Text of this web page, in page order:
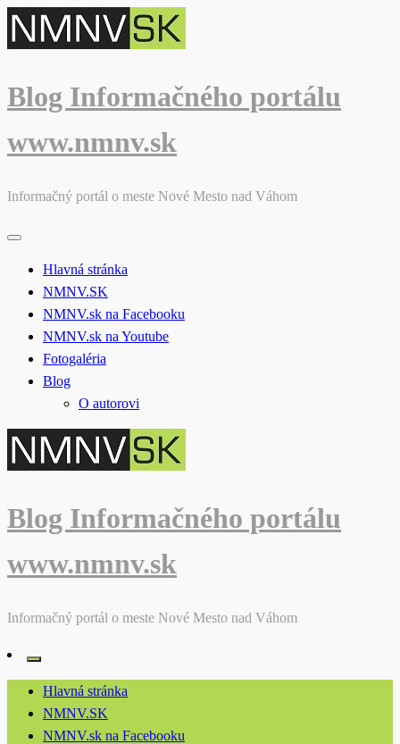
Skip
to
Blog Informačného portálu
www.nmnv.sk
Informačný portál o meste Nové Mesto nad Váhom
Hlavná stránka
NMNV.SK
NMNV.sk na Facebooku
NMNV.sk na Youtube
Fotogaléria
Blog
O autorovi
Blog Informačného portálu
www.nmnv.sk
Informačný portál o meste Nové Mesto nad Váhom
Hlavná stránka
NMNV.SK
NMNV.sk na Facebooku